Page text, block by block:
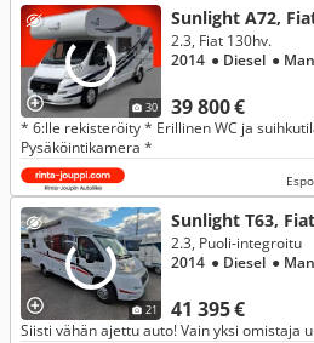
30
Sunlight A72,
39 800 €
2.3, Fiat 130hv.
2014 ● Diesel ●
* 6:lle rekisteröity * Erillinen WC ja
Pysäköintikamera *
21
Sunlight T63, Fiat
41 395 €
2.3, Puoli-integroitu
2014 ● Diesel ●
Siisti vähän ajettu auto! Vain yksi omistaja